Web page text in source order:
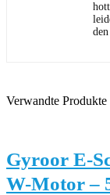
Verwandte Produkte
Gyroor E-
W-Motor –